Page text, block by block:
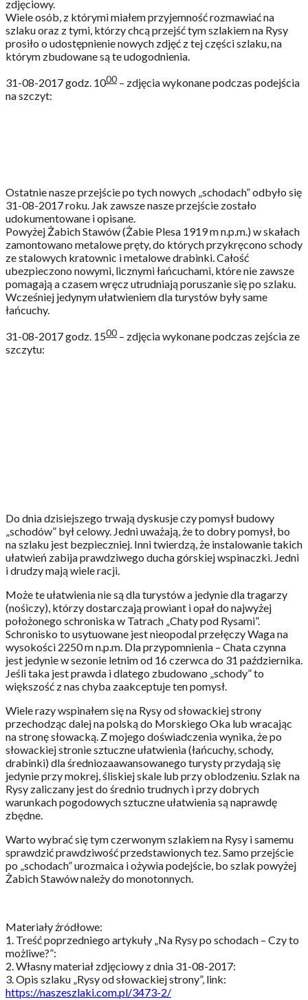
zdjęciowy.
Wiele osób, z którymi miałem przyjemność rozmawiać na
szlaku oraz z tymi, którzy chcą przejść tym szlakiem na Rysy
prosiło o udostępnienie nowych zdjęć z tej części szlaku, na
którym zbudowane są te udogodnienia.
31-08-2017 godz. 1000 – zdjęcia wykonane podczas podejścia
na szczyt:
Ostatnie nasze przejście po tych nowych „schodach” odbyło się
31-08-2017 roku. Jak zawsze nasze przejście zostało
udokumentowane i opisane.
Powyżej Żabich Stawów (Żabie Plesa 1919 m n.p.m.) w skałach
zamontowano metalowe pręty, do których przykręcono schody
ze stalowych kratownic i metalowe drabinki. Całość
ubezpieczono nowymi, licznymi łańcuchami, które nie zawsze
pomagają a czasem wręcz utrudniają poruszanie się po szlaku.
Wcześniej jedynym ułatwieniem dla turystów były same
łańcuchy.
31-08-2017 godz. 1500 – zdjęcia wykonane podczas zejścia ze
szczytu:
Do dnia dzisiejszego trwają dyskusje czy pomysł budowy
„schodów” był celowy. Jedni uważają, że to dobry pomysł, bo
na szlaku jest bezpieczniej. Inni twierdzą, że instalowanie takich
ułatwień zabija prawdziwego ducha górskiej wspinaczki. Jedni
i drudzy mają wiele racji.
Może te ułatwienia nie są dla turystów a jedynie dla tragarzy
(nośiczy), którzy dostarczają prowiant i opał do najwyżej
położonego schroniska w Tatrach „Chaty pod Rysami”.
Schronisko to usytuowane jest nieopodal przełęczy Waga na
wysokości 2250 m n.p.m. Dla przypomnienia – Chata czynna
jest jedynie w sezonie letnim od 16 czerwca do 31 października.
Jeśli taka jest prawda i dlatego zbudowano „schody” to
większość z nas chyba zaakceptuje ten pomysł.
Wiele razy wspinałem się na Rysy od słowackiej strony
przechodząc dalej na polską do Morskiego Oka lub wracając
na stronę słowacką. Z mojego doświadczenia wynika, że po
słowackiej stronie sztuczne ułatwienia (łańcuchy, schody,
drabinki) dla średniozaawansowanego turysty przydają się
jedynie przy mokrej, śliskiej skale lub przy oblodzeniu. Szlak na
Rysy zaliczany jest do średnio trudnych i przy dobrych
warunkach pogodowych sztuczne ułatwienia są naprawdę
zbędne.
Warto wybrać się tym czerwonym szlakiem na Rysy i samemu
sprawdzić prawdziwość przedstawionych tez. Samo przejście
po „schodach” urozmaica i ożywia podejście, bo szlak powyżej
Żabich Stawów należy do monotonnych.
Materiały źródłowe:
1. Treść poprzedniego artykuły „Na Rysy po schodach – Czy to
możliwe?”:
2. Własny materiał zdjęciowy z dnia 31-08-2017:
3. Opis szlaku „Rysy od słowackiej strony”, link:
https://naszeszlaki.com.pl/3473-2/